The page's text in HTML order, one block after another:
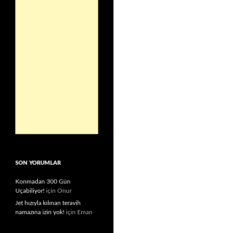
SON YORUMLAR
Konmadan 300 Gün
Uçabiliyor! için Onur
Jet hızıyla kılınan teravih
namazına izin yok! için Eman